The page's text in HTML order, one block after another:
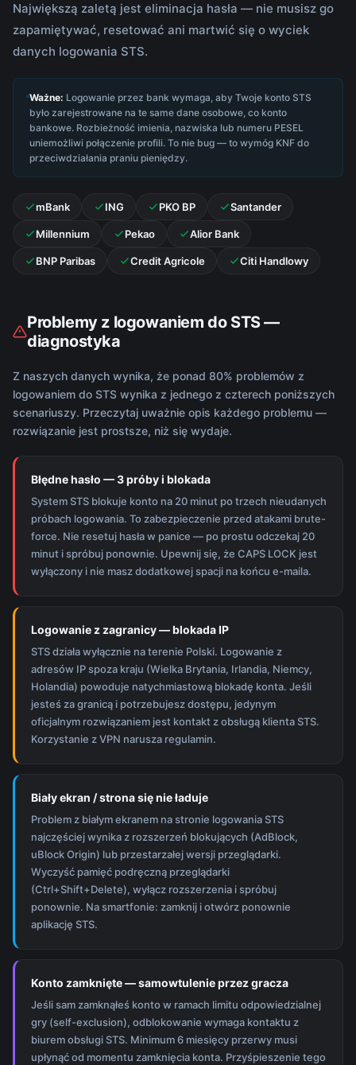
Największą zaletą jest eliminacja hasła — nie musisz go
zapamiętywać, resetować ani martwić się o wyciek
danych logowania STS.
Ważne: Logowanie przez bank wymaga, aby Twoje konto STS
było zarejestrowane na te same dane osobowe, co konto
bankowe. Rozbieżność imienia, nazwiska lub numeru PESEL
uniemożliwi połączenie profili. To nie bug — to wymóg KNF do
przeciwdziałania praniu pieniędzy.
mBank ING PKO BP Santander
Millennium Pekao Alior Bank
BNP Paribas Credit Agricole Citi Handlowy
Problemy z logowaniem do STS —
diagnostyka
Z naszych danych wynika, że ponad 80% problemów z
logowaniem do STS wynika z jednego z czterech poniższych
scenariuszy. Przeczytaj uważnie opis każdego problemu —
rozwiązanie jest prostsze, niż się wydaje.
Błędne hasło — 3 próby i blokada
System STS blokuje konto na 20 minut po trzech nieudanych
próbach logowania. To zabezpieczenie przed atakami brute-
force. Nie resetuj hasła w panice — po prostu odczekaj 20
minut i spróbuj ponownie. Upewnij się, że CAPS LOCK jest
wyłączony i nie masz dodatkowej spacji na końcu e-maila.
Logowanie z zagranicy — blokada IP
STS działa wyłącznie na terenie Polski. Logowanie z
adresów IP spoza kraju (Wielka Brytania, Irlandia, Niemcy,
Holandia) powoduje natychmiastową blokadę konta. Jeśli
jesteś za granicą i potrzebujesz dostępu, jedynym
oficjalnym rozwiązaniem jest kontakt z obsługą klienta STS.
Korzystanie z VPN narusza regulamin.
Biały ekran / strona się nie ładuje
Problem z białym ekranem na stronie logowania STS
najczęściej wynika z rozszerzeń blokujących (AdBlock,
uBlock Origin) lub przestarzałej wersji przeglądarki.
Wyczyść pamięć podręczną przeglądarki
(Ctrl+Shift+Delete), wyłącz rozszerzenia i spróbuj
ponownie. Na smartfonie: zamknij i otwórz ponownie
aplikację STS.
Konto zamknięte — samowtulenie przez gracza
Jeśli sam zamknąłeś konto w ramach limitu odpowiedzialnej
gry (self-exclusion), odblokowanie wymaga kontaktu z
biurem obsługi STS. Minimum 6 miesięcy przerwy musi
upłynąć od momentu zamknięcia konta. Przyśpieszenie tego